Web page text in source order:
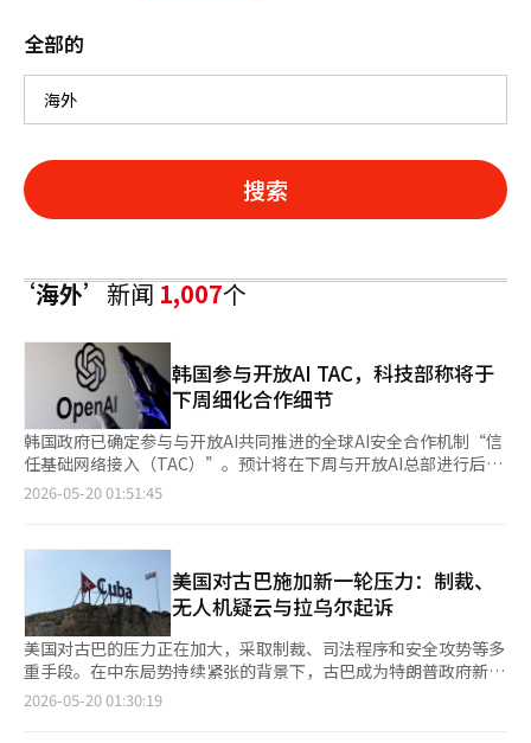
全部的
搜索
‘海外’新闻1,007个
韩国参与开放AI TAC，科技部称将于
下周细化合作细节
韩国政府已确定参与与开放AI共同推进的全球AI安全合作机制“信
任基础网络接入（TAC）”。预计将在下周与开放AI总部进行后续
协商，最终确定TAC的参与范围和运营方式。 19日，业界消息
方向上已达成共识，具体细节将通过与开放AI首席战略官杰森·权
的会谈进行推进。” 在前一天举行的开放AI安全实务研讨会上，公
私部门对TAC合作的必要性达成了较大共识。科技部相关人士表
示：“此次研讨会是应开放AI方面的请求而举行的，我们对此持积
极看法。” TAC参与者将获得有限访问开放AI安全专用AI模型的权
限。目前，CrowdStrike、Palo Alto Networks、Cloudflare、
Fortinet、Akamai、Zscaler等全球安全企业已参与TAC，并将开
放AI模型与其安全系统进行整合和应用。 政府加快TAC合作的背景
2026-05-20 01:51:45
美国对古巴施加新一轮压力：制裁、
无人机疑云与拉乌尔起诉
美国对古巴的压力正在加大，采取制裁、司法程序和安全攻势等多
重手段。在中东局势持续紧张的背景下，古巴成为特朗普政府新的
施压目标。 根据美国财政部海外资产控制办公室（OFAC）18日的
2026-05-20 01:30:19